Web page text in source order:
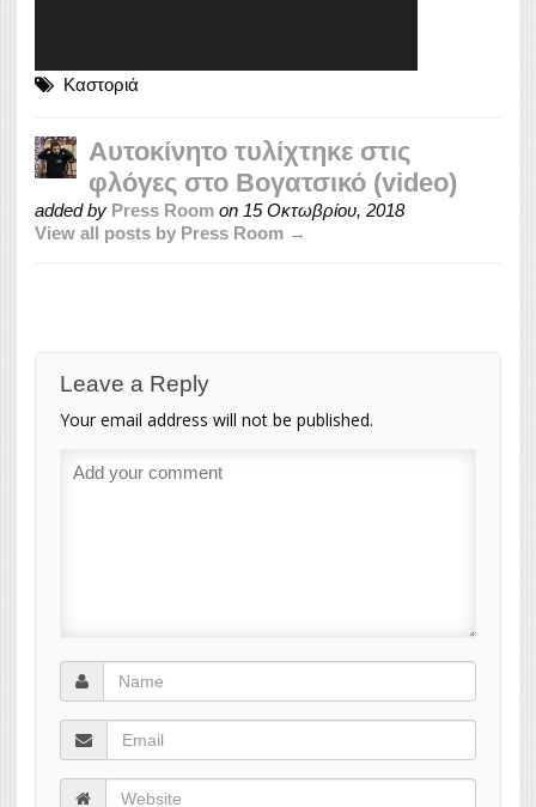
Καστοριά
Αυτοκίνητο τυλίχτηκε στις
φλόγες στο Βογατσικό (video)
added by Press Room on 15 Οκτωβρίου, 2018
View all posts by Press Room →
Leave a Reply
Your email address will not be published.